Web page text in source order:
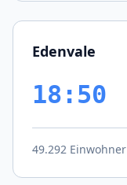
Edenvale
18:50
49.292 Einwohner